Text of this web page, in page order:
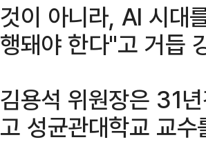
것이 아니라, AI 시대
행돼야 한다"고 거듭
김용석 위원장은 31
고 성균관대학교 교